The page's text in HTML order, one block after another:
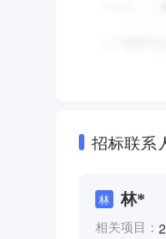
招标联系
林 林*
相关项目：